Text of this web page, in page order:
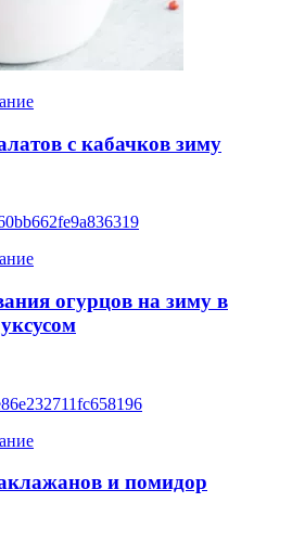
с кабачков зиму
огурцов на зиму в
и помидор